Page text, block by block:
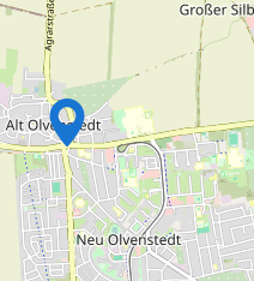
der Arbeiterwohlfahrt: Sie
gemeinsam mit dem
Spaltung
im Bereich
Führungsfunktion in der
beruflichen Werdegang